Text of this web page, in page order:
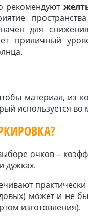
рекомендуют
для
приличный
материал, из
используется во
очков –
дужках.
может и не
изготовления).